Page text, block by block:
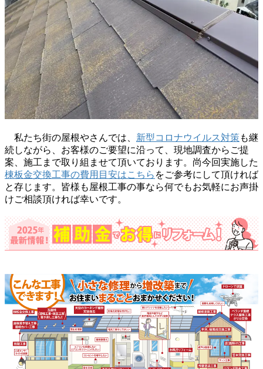
私たち街の屋根やさんでは、 新型コロナウイルス対策も継
続しながら、お客様のご要望に沿って、現地調査からご提
案、施工まで取り組ませて頂いております。尚今回実施した
棟板金交換工事の費用目安はこちら をご参考にして頂ければ
と存じます。皆様も屋根工事の事なら何でもお気軽にお声掛
けご相談頂ければ幸いです。